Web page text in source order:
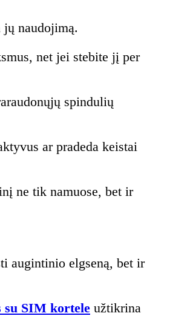
naudojimą.
net jei stebite jį per
spindulių
ar pradeda keistai
ne tik namuose, bet ir
augintinio elgseną, bet ir
su SIM kortele užtikrina